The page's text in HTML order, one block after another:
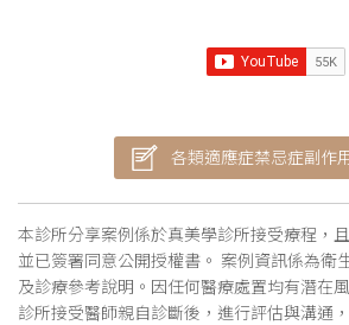
各類適應症禁忌症副作
本診所分享案例係於真美學診所接受療程，
並已簽署同意公開授權書。 案例資訊係為衛
及診療參考說明。因任何醫療處置均有潛在
診所接受醫師親自診斷後，進行評估與溝通